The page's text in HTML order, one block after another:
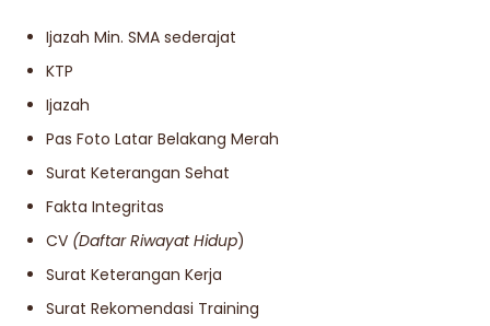
Ijazah Min. SMA sederajat
KTP
Ijazah
Pas Foto Latar Belakang Merah
Surat Keterangan Sehat
Fakta Integritas
CV (Daftar Riwayat Hidup)
Surat Keterangan Kerja
Surat Rekomendasi Training